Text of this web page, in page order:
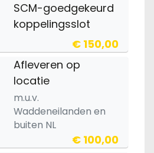
SCM-goedgekeurd
koppelingsslot
€ 150,00
Afleveren op
locatie
m.u.v.
Waddeneilanden en
buiten NL
€ 100,00